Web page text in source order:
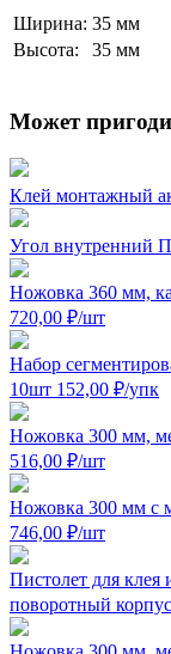
Ширина: 35 мм
Высота:
35 мм
Может
Клей монтажный
Угол
Ножовка 360 мм,
720,00 ₽/шт
Набор
10шт 152,00 ₽/упк
Ножовка 300 мм,
516,00 ₽/шт
Ножовка 300 мм с
746,00 ₽/шт
Пистолет для клея
поворотный корпус